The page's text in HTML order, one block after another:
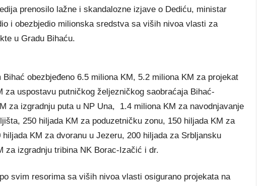
prenosilo lažne i skandalozne izjave o Dediću, ministar
i obezbjedio milionska sredstva sa viših nivoa vlasti za
u Gradu Bihaću.
Bihać obezbjeđeno 6.5 miliona KM, 5.2 miliona KM za projekat
za uspostavu putničkog željezničkog saobraćaja Bihać-
za izgradnju puta u NP Una, 1.4 miliona KM za navodnjavanje
250 hiljada KM za poduzetničku zonu, 150 hiljada KM za
KM za dvoranu u Jezeru, 200 hiljada za Srbljansku
za izgradnju tribina NK Borac-Izačić i dr.
svim resorima sa viših nivoa vlasti osigurano projekata na